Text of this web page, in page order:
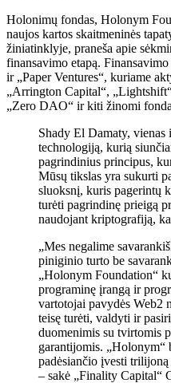
Holonimų fondas, Holonym
naujos kartos skaitmeninės
žiniatinklyje, praneša apie
finansavimo etapą.
ir „Paper Ventures“, kuriame
„Arrington Capital“,
„Zero DAO“ ir kiti žinomi
Shady El Damaty,
technologiją, kurią
pagrindinius principus,
Mūsų tikslas yra sukurti
sluoksnį, kuris pagerintų
turėti pagrindinę prieigą
naudojant kriptografiją,
„Mes negalime
piniginio turto be
„Holonym Foundation“
programinę įrangą ir
vartotojai pavydės Web2
teisę turėti, valdyti ir
duomenimis su tvirtomis
garantijomis. „Holonym“
padėsiančio įvesti
– sakė „Finality Capital“